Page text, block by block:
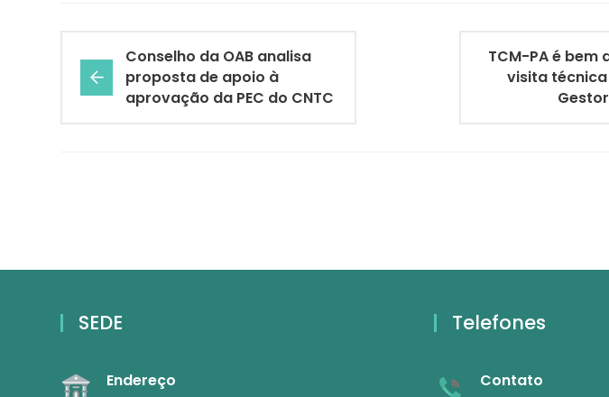
Conselho da OAB analisa
proposta de apoio à
aprovação da PEC do CNTC
TCM-PA é bem
visita
SEDE
Endereço
Telefones
Contato